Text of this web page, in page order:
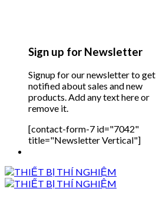
Sign up for Newsletter
Signup for our newsletter to get
notified about sales and new
products. Add any text here or
remove it.
[contact-form-7 id="7042"
title="Newsletter Vertical"]